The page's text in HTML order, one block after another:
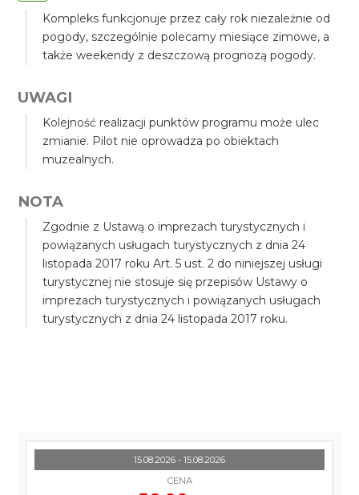
Kompleks funkcjonuje przez cały rok niezależnie od
pogody, szczególnie polecamy miesiące zimowe, a
także weekendy z deszczową prognozą pogody.
UWAGI
Kolejność realizacji punktów programu może ulec
zmianie. Pilot nie oprowadza po obiektach
muzealnych.
NOTA
Zgodnie z Ustawą o imprezach turystycznych i
powiązanych usługach turystycznych z dnia 24
listopada 2017 roku Art. 5 ust. 2 do niniejszej usługi
turystycznej nie stosuje się przepisów Ustawy o
imprezach turystycznych i powiązanych usługach
turystycznych z dnia 24 listopada 2017 roku.
15.08.2026 - 15.08.2026
CENA